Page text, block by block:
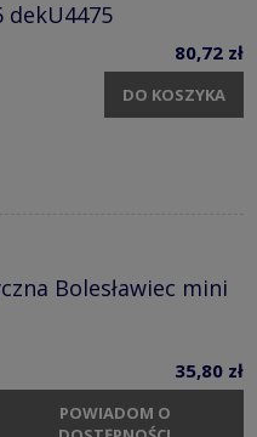
dekU4475
80,72 zł
DO KOSZYKA
Bolesławiec mini
35,80 zł
POWIADOM O